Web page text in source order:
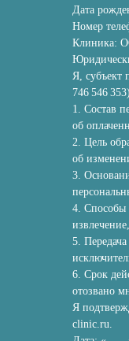
Дата
Номер
Клиника:
Я, субъект
746 546
1. Состав
об
2. Цель
об
3.
4. Способы
5.
6. Срок
отозвано
Я
clinic.ru.